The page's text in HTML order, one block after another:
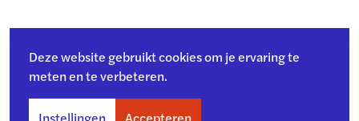
Deze website gebruikt cookies om je ervaring te
meten en te verbeteren.